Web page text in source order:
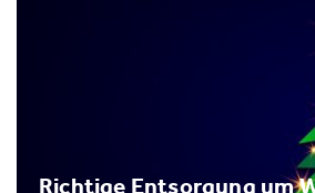
Richtige Entsorgung um